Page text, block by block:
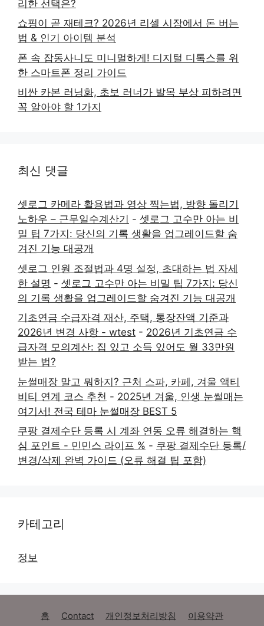
리한 선택은?
쇼핑이 곧 재테크? 2026년 리셀 시장에서 돈 버는
법 & 인기 아이템 분석
폰 속 잡동사니도 미니멀하게! 디지털 디톡스를 위
한 스마트폰 정리 가이드
비싼 카본 러닝화, 초보 러너가 발목 부상 피하려면
꼭 알아야 할 1가지
최신 댓글
셋로그 카메라 활용법과 영상 찍는법, 방향 돌리기
노하우 – 근무일수계산기 - 셋로그 고수만 아는 비
밀 팁 7가지: 당신의 기록 생활을 업그레이드할 숨
겨진 기능 대공개
셋로그 인원 조절법과 4명 설정, 초대하는 법 자세
한 설명 - 셋로그 고수만 아는 비밀 팁 7가지: 당신
의 기록 생활을 업그레이드할 숨겨진 기능 대공개
기초연금 수급자격 재산, 주택, 통장잔액 기준과
2026년 변경 사항 - wtest - 2026년 기초연금 수
급자격 모의계산: 집 있고 소득 있어도 월 33만원
받는 법?
눈썰매장 말고 뭐하지? 근처 스파, 카페, 겨울 액티
비티 연계 코스 추천 - 2025년 겨울, 인생 눈썰매는
여기서! 전국 테마 눈썰매장 BEST 5
쿠팡 결제수단 등록 시 계좌 연동 오류 해결하는 핵
심 포인트 - 민민스 라이프 % - 쿠팡 결제수단 등록/
변경/삭제 완벽 가이드 (오류 해결 팁 포함)
카테고리
정보
홈 Contact 개인정보처리방침 이용약관